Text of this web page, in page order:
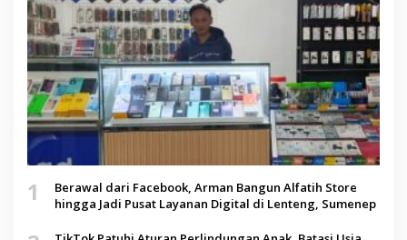
1
Berawal dari Facebook, Arman Bangun Alfatih Store
hingga Jadi Pusat Layanan Digital di Lenteng, Sumenep